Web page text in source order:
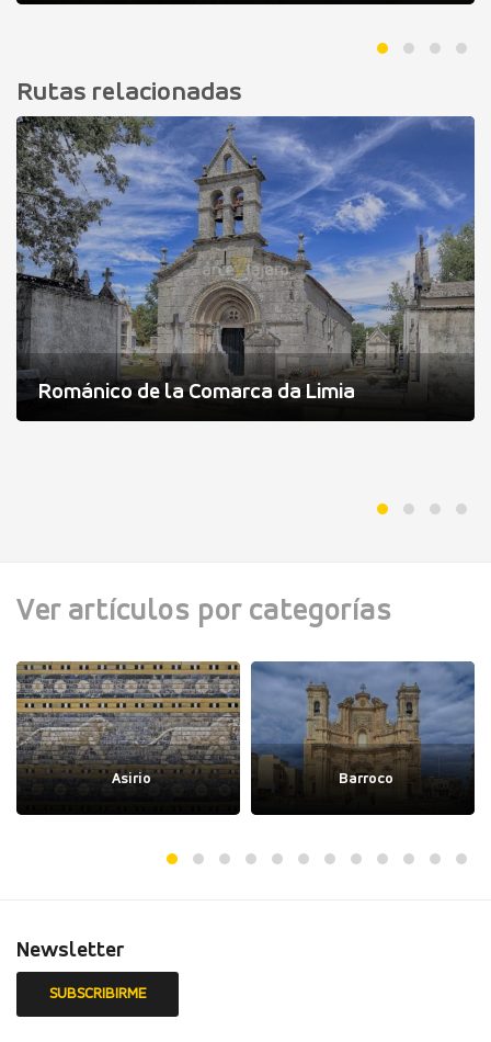
Rutas relacionadas
Románico de la Comarca da Limia
Ver artículos por categorías
Asirio Barroco
Newsletter